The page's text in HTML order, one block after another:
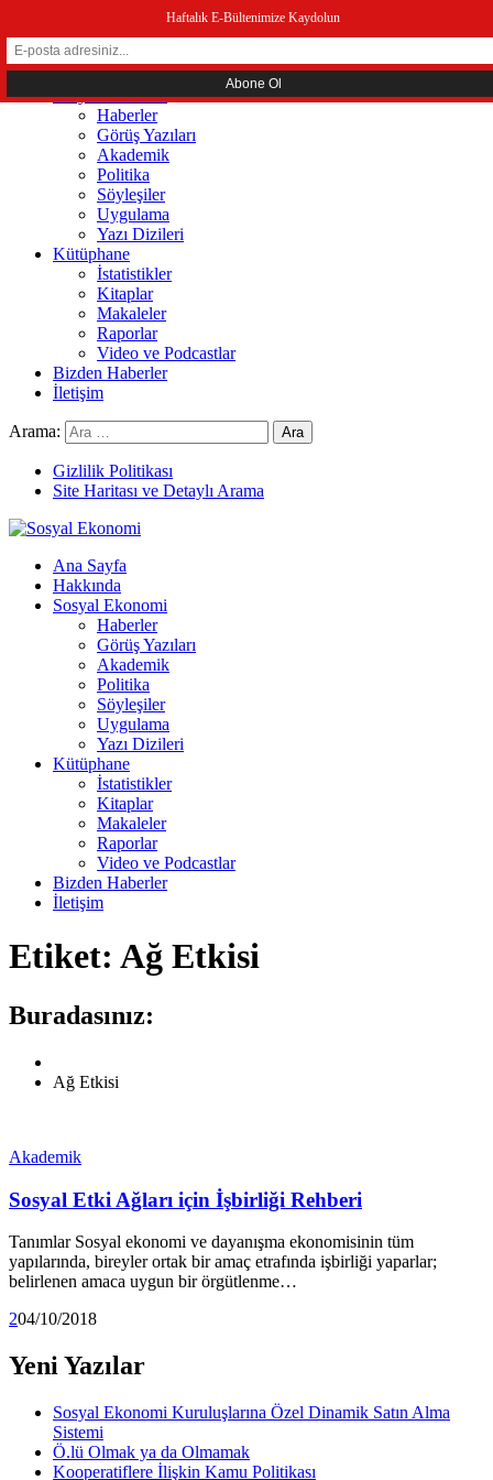
Ana Sayfa
Hakkında
Sosyal Ekonomi
Haberler
Görüş Yazıları
Akademik
Politika
Söyleşiler
Uygulama
Yazı Dizileri
Kütüphane
İstatistikler
Kitaplar
Makaleler
Raporlar
Video ve Podcastlar
Bizden Haberler
İletişim
Arama:
Gizlilik Politikası
Site Haritası ve Detaylı Arama
Ana Sayfa
Hakkında
Sosyal Ekonomi
Haberler
Görüş Yazıları
Akademik
Politika
Söyleşiler
Uygulama
Yazı Dizileri
Kütüphane
İstatistikler
Kitaplar
Makaleler
Raporlar
Video ve Podcastlar
Bizden Haberler
İletişim
Etiket: Ağ Etkisi
Buradasınız:
Ağ Etkisi
Akademik
Sosyal Etki Ağları için İşbirliği Rehberi
Tanımlar Sosyal ekonomi ve dayanışma ekonomisinin tüm
yapılarında, bireyler ortak bir amaç etrafında işbirliği yaparlar;
belirlenen amaca uygun bir örgütlenme…
204/10/2018
Yeni Yazılar
Sosyal Ekonomi Kuruluşlarına Özel Dinamik Satın Alma
Sistemi
Ö.lü Olmak ya da Olmamak
Kooperatiflere İlişkin Kamu Politikası
Haftalık E-Bültenimize Kaydolun